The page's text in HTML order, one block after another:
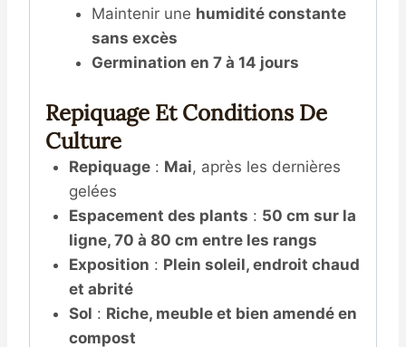
Maintenir une humidité constante
sans excès
Germination en 7 à 14 jours
Repiquage Et Conditions De
Culture
Repiquage: Mai, après les dernières
gelées
Espacement des plants : 50 cm sur la
ligne, 70 à 80 cm entre les rangs
Exposition : Plein soleil, endroit chaud
et abrité
Sol : Riche, meuble et bien amendé en
compost